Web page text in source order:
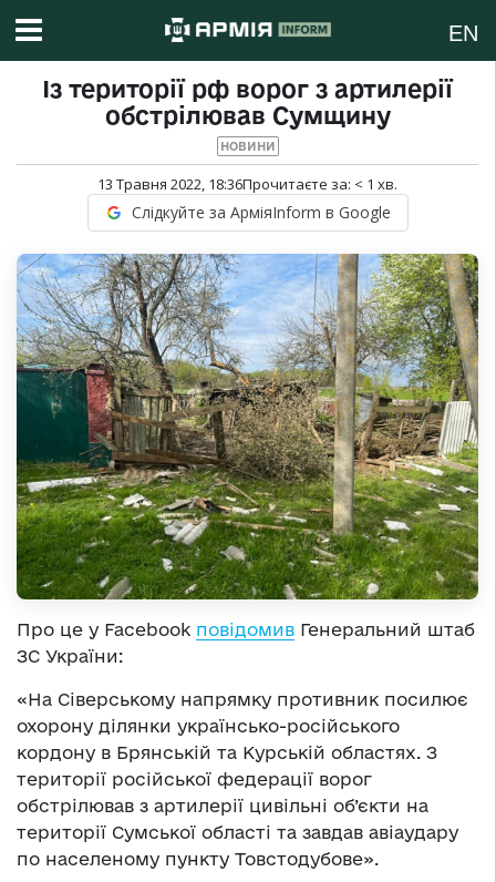
EN
Із території рф ворог з артилерії
обстрілював Сумщину
НОВИНИ
13 Травня 2022, 18:36Прочитаєте за: < 1 хв.
Слідкуйте за АрміяInform в Google
Про це у Facebook повідомив Генеральний штаб
ЗС України:
«На Сіверському напрямку противник посилює
охорону ділянки українсько-російського
кордону в Брянській та Курській областях. З
території російської федерації ворог
обстрілював з артилерії цивільні об’єкти на
території Сумської області та завдав авіаудару
по населеному пункту Товстодубове».